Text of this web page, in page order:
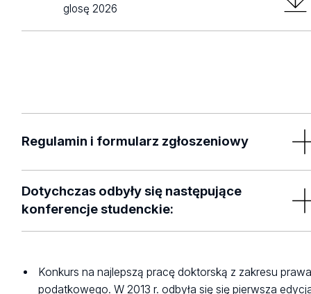
glosę 2026
Regulamin i formularz zgłoszeniowy
Dotychczas odbyły się następujące
konferencje studenckie:
8.05.2024 r. pt. "Współczesne problemy orzeznictwa
sądowego w sprawach podatkowych"
Konkurs na najlepszą pracę doktorską z zakresu
podatkowego. W 2013 r. odbyła się się pierwsza